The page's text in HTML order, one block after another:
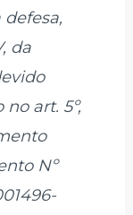
da
art. 5º,
Nº